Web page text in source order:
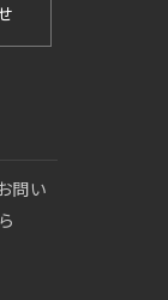
問い